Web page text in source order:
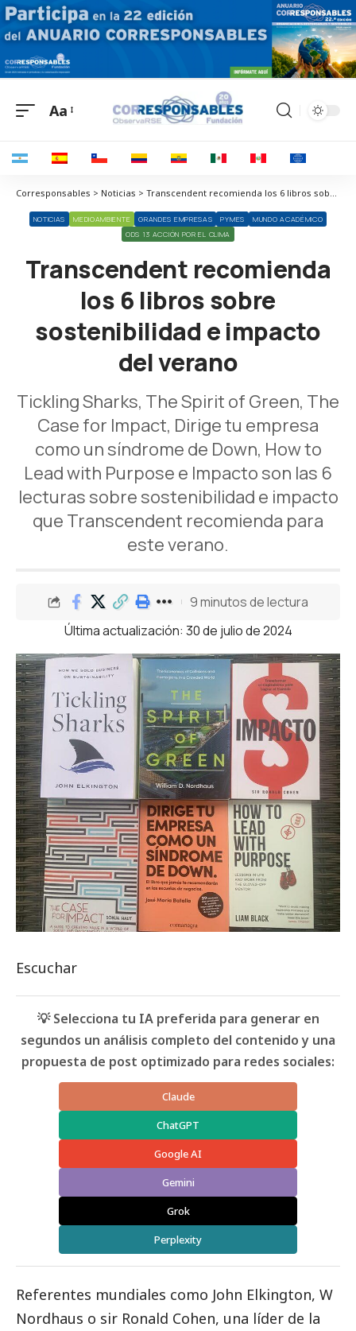
Aa
Corresponsables > Noticias > Transcendent recomienda los 6 libros sobre sostenibilidad e impacto del verano
NOTICIAS MEDIOAMBIENTE GRANDES EMPRESAS PYMES
MUNDO ACADÉMICO
ODS 13 ACCIÓN POR EL CLIMA
Transcendent recomienda
los 6 libros sobre
sostenibilidad e impacto
del verano
Tickling Sharks, The Spirit of Green, The
Case for Impact, Dirige tu empresa
como un síndrome de Down, How to
Lead with Purpose e Impacto son las 6
lecturas sobre sostenibilidad e impacto
que Transcendent recomienda para
este verano.
Última actualización: 30 de julio de 2024
9 minutos de lectura
Escuchar
💡 Selecciona tu IA preferida para generar en
segundos un análisis completo del contenido y una
propuesta de post optimizado para redes sociales:
Claude
ChatGPT
Google AI
Gemini
Grok
Perplexity
Referentes mundiales como John Elkington, W
Nordhaus o sir Ronald Cohen, una líder de la